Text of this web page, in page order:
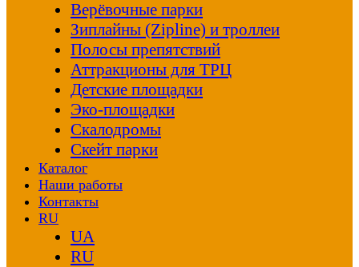
Верёвочные парки
Зиплайны (Zipline) и троллеи
Полосы препятствий
Аттракционы для ТРЦ
Детские площадки
Эко-площадки
Скалодромы
Скейт парки
Каталог
Наши работы
Контакты
RU
UA
RU